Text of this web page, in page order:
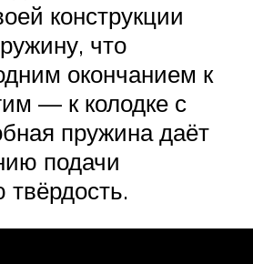
конструкции
что
окончанием к
— к колодке с
пружина даёт
подачи
твёрдость.